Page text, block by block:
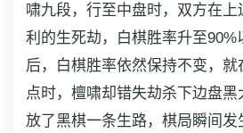
啸九段，行至中盘时，双方在
利的生死劫，白棋胜率升至90%
后，白棋胜率依然保持不变，
点时，檀啸却错失劫杀下边盘
放了黑棋一条生路，棋局瞬间发